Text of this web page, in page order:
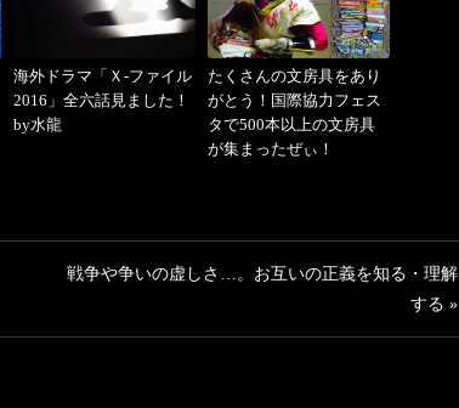
海外ドラマ「Ｘ-ファイル
2016」全六話見ました！
by水龍
たくさんの文房具をあり
がとう！国際協力フェス
タで500本以上の文房具
が集まったぜぃ！
戦争や争いの虚しさ…。お互いの正義を知る・理解
する »